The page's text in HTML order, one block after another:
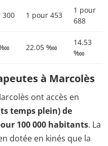
300 1 pour 453
1 pour
688
‱ 22.05 ‱
14.53
‱
à Marcolès
ont accès en
temps plein) de
100 000 habitants. La
dotée en kinés que la